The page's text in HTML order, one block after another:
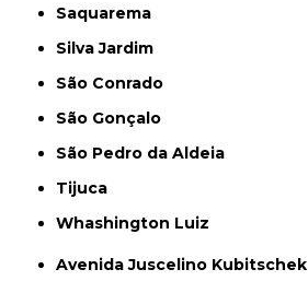
Saquarema
Silva Jardim
São Conrado
São Gonçalo
São Pedro da Aldeia
Tijuca
Whashington Luiz
Avenida Juscelino Kubitschek